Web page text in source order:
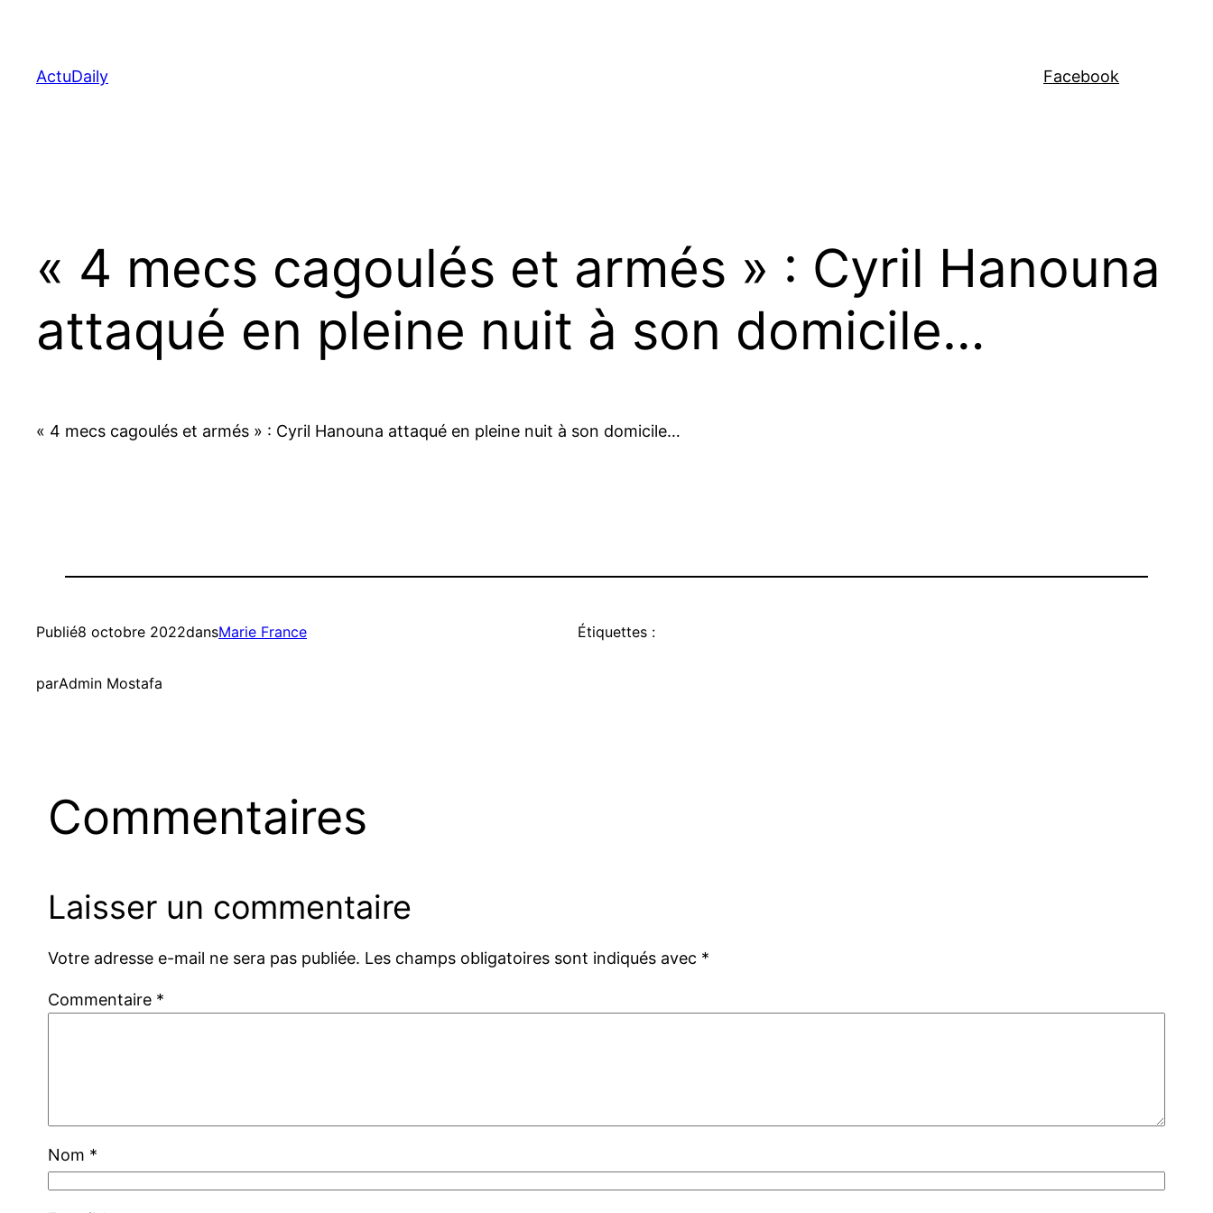
contenu
ActuDaily Facebook
« 4 mecs cagoulés et armés » : Cyril Hanouna
attaqué en pleine nuit à son domicile…
« 4 mecs cagoulés et armés » : Cyril Hanouna attaqué en pleine nuit à son domicile…
Publié8 octobre 2022dansMarie France
parAdmin Mostafa
Étiquettes :
Commentaires
Laisser un commentaire
Votre adresse e-mail ne sera pas publiée. Les champs obligatoires sont indiqués avec *
Commentaire *
Nom *